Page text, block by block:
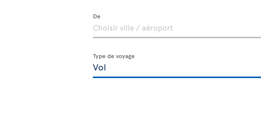
De
Type de voyage